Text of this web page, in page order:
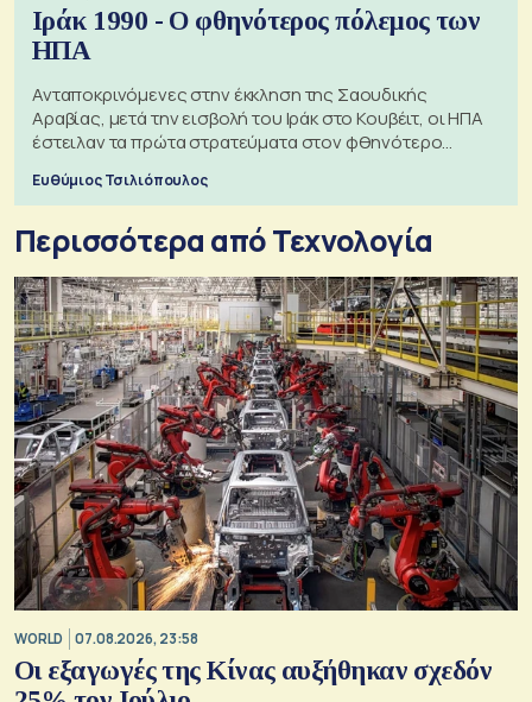
Ιράκ 1990 - Ο φθηνότερος πόλεμος των
ΗΠΑ
Ανταποκρινόμενες στην έκκληση της Σαουδικής
Αραβίας, μετά την εισβολή του Ιράκ στο Κουβέιτ, οι ΗΠΑ
έστειλαν τα πρώτα στρατεύματα στον φθηνότερο
Ευθύμιος Τσιλιόπουλος
Περισσότερα από Τεχνολογία
WORLD 07.08.2026, 23:58
Οι εξαγωγές της Κίνας αυξήθηκαν σχεδόν